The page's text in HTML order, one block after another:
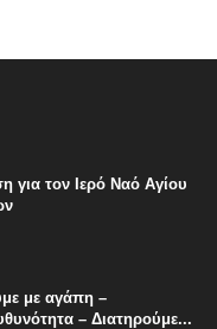
για τον Ιερό Ναό Αγίου
με αγάπη –
– Διατηρούμε...